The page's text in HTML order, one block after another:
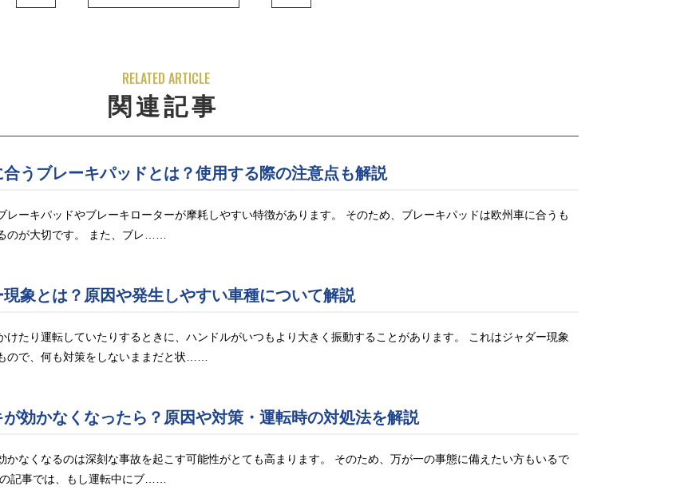
RELATED ARTICLE
関連記事
合うブレーキパッドとは？使用する際の注意点も解説
レーキパッドやブレーキローターが摩耗しやすい特徴があります。 そのため、ブレーキパッドは欧州車に合うも
のが大切です。 また、ブレ……
現象とは？原因や発生しやすい車種について解説
けたり運転していたりするときに、ハンドルがいつもより大きく振動することがあります。 これはジャダー現象
ので、何も対策をしないままだと状……
が効かなくなったら？原因や対策・運転時の対処法を解説
かなくなるのは深刻な事故を起こす可能性がとても高まります。 そのため、万が一の事態に備えたい方もいるで
の記事では、もし運転中にブ……